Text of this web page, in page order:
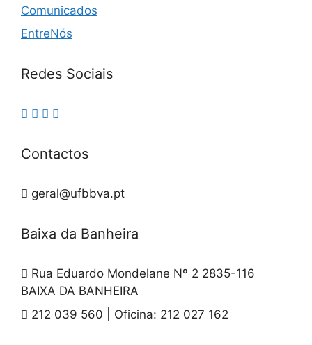
Comunicados
EntreNós
Redes Sociais
Contactos
geral@ufbbva.pt
Baixa da Banheira
Rua Eduardo Mondelane Nº 2 2835-116
BAIXA DA BANHEIRA
212 039 560 | Oficina: 212 027 162